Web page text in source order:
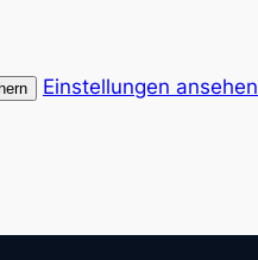
Einstellungen ansehen